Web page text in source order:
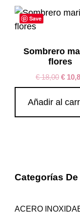
Save
Sombrero
flores
€18,00 €
Añadir al
Categorías
ACERO